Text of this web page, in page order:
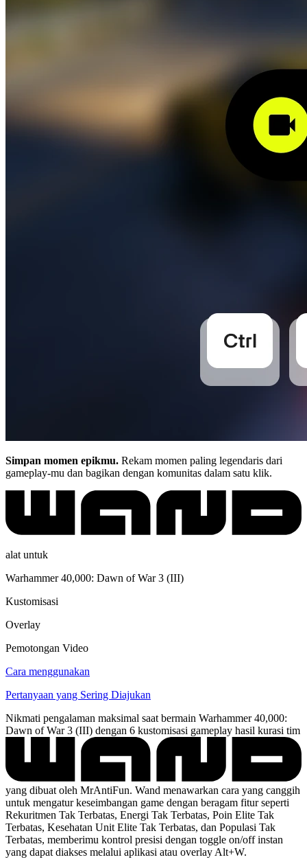
Simpan momen epikmu. Rekam momen paling legendaris dari
gameplay-mu dan bagikan dengan komunitas dalam satu klik.
alat untuk
Warhammer 40,000: Dawn of War 3 (III)
Kustomisasi
Overlay
Pemotongan Video
Cara menggunakan
Pertanyaan yang Sering Diajukan
Nikmati pengalaman maksimal saat bermain Warhammer 40,000:
Dawn of War 3 (III) dengan 6 kustomisasi gameplay hasil kurasi tim
yang dibuat oleh MrAntiFun. Wand menawarkan cara yang canggih
untuk mengatur keseimbangan game dengan beragam fitur seperti
Rekuritmen Tak Terbatas, Energi Tak Terbatas, Poin Elite Tak
Terbatas, Kesehatan Unit Elite Tak Terbatas, dan Populasi Tak
Terbatas, memberimu kontrol presisi dengan toggle on/off instan
yang dapat diakses melalui aplikasi atau overlay Alt+W.